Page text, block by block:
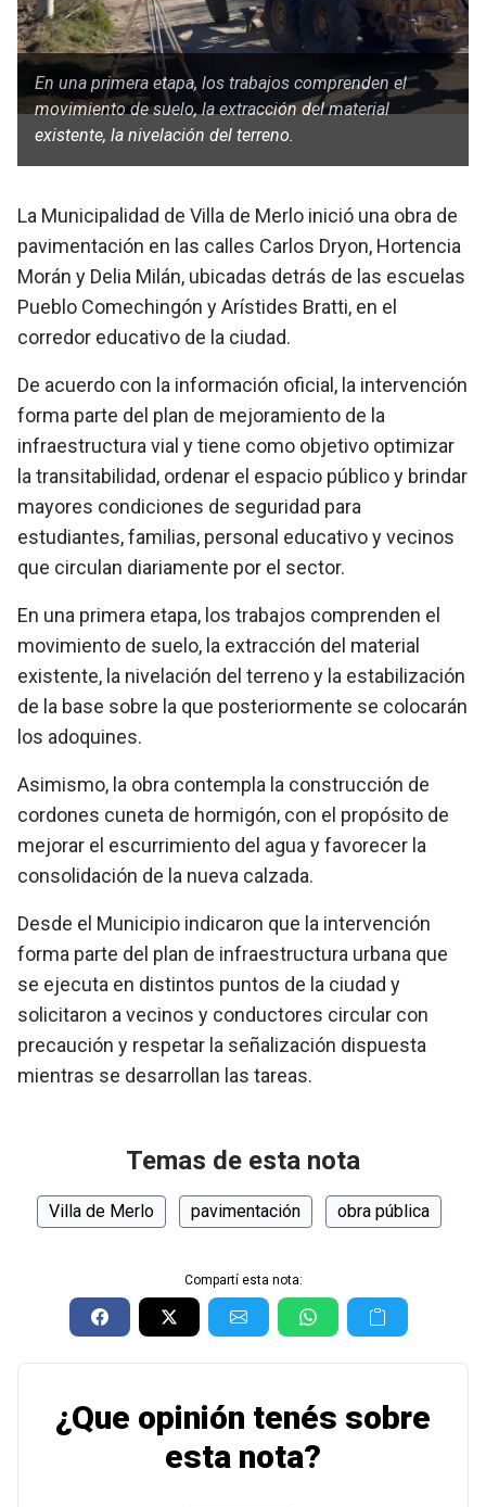
En una primera etapa, los trabajos comprenden el
movimiento de suelo, la extracción del material
existente, la nivelación del terreno.
La Municipalidad de Villa de Merlo inició una obra de
pavimentación en las calles Carlos Dryon, Hortencia
Morán y Delia Milán, ubicadas detrás de las escuelas
Pueblo Comechingón y Arístides Bratti, en el
corredor educativo de la ciudad.
De acuerdo con la información oficial, la intervención
forma parte del plan de mejoramiento de la
infraestructura vial y tiene como objetivo optimizar
la transitabilidad, ordenar el espacio público y brindar
mayores condiciones de seguridad para
estudiantes, familias, personal educativo y vecinos
que circulan diariamente por el sector.
En una primera etapa, los trabajos comprenden el
movimiento de suelo, la extracción del material
existente, la nivelación del terreno y la estabilización
de la base sobre la que posteriormente se colocarán
los adoquines.
Asimismo, la obra contempla la construcción de
cordones cuneta de hormigón, con el propósito de
mejorar el escurrimiento del agua y favorecer la
consolidación de la nueva calzada.
Desde el Municipio indicaron que la intervención
forma parte del plan de infraestructura urbana que
se ejecuta en distintos puntos de la ciudad y
solicitaron a vecinos y conductores circular con
precaución y respetar la señalización dispuesta
mientras se desarrollan las tareas.
Temas de esta nota
Villa de Merlo pavimentación obra pública
Compartí esta nota:
¿Que opinión tenés sobre
esta nota?